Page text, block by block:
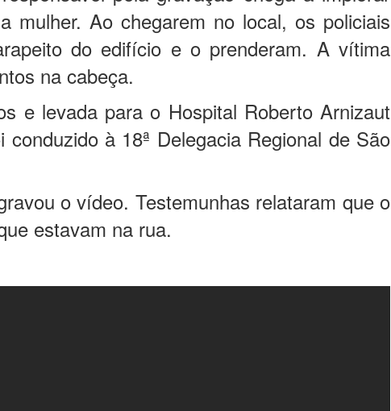
mulher. Ao chegarem no local, os policiais
do edifício e o prenderam. A vítima
na cabeça.
e levada para o Hospital Roberto Arnizaut
à 18ª Delegacia Regional de São
o vídeo. Testemunhas relataram que o
estavam na rua.